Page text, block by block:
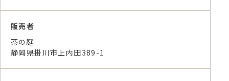
販売者
茶の庭
静岡県掛川市上内田389-1